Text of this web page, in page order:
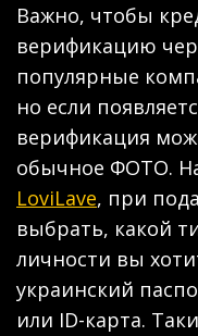
Важно, чтобы
верификацию
популярные
но если
верификация
обычное ФОТО.
LoviLave, при
выбрать, какой
личности вы
украинский
или ID-карта.